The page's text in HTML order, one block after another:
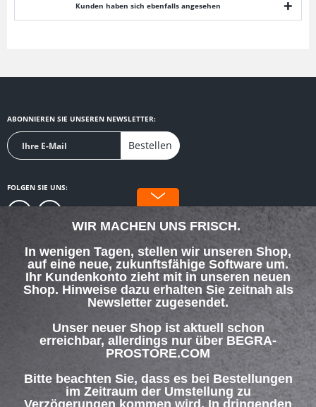
Kunden haben sich ebenfalls angesehen
ABONNIEREN SIE UNSEREN NEWSLETTER:
Bestellen
FOLGEN SIE UNS:
WIR MACHEN UNS FRISCH.
In wenigen Tagen, stellen wir unseren Shop,
auf eine neue, zukunftsfähige Software um.
Ihr Kundenkonto zieht mit in unseren neuen
Shop. Hinweise dazu erhalten Sie zeitnah als
Newsletter zugesendet.
Unser neuer Shop ist aktuell schon
erreichbar, allerdings nur über BEGRA-
PROSTORE.COM
Bitte beachten Sie, dass es bei Bestellungen
im Zeitraum der Umstellung zu
Verzögerungen kommen wird. In dringenden
SERVICE HOTLINE
INFORMATIONEN
Über uns Hilfe / Support Kontakt